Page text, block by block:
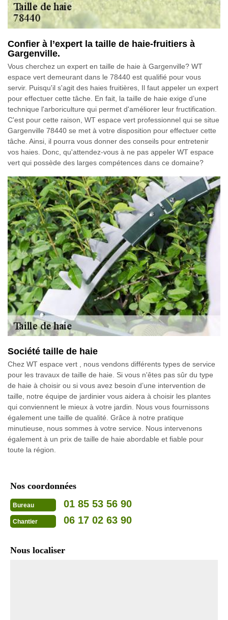
Confier à l’expert la taille de haie-fruitiers à
Gargenville.
Vous cherchez un expert en taille de haie à Gargenville? WT
espace vert demeurant dans le 78440 est qualifié pour vous
servir. Puisqu'il s'agit des haies fruitières, Il faut appeler un expert
pour effectuer cette tâche. En fait, la taille de haie exige d’une
technique l'arboriculture qui permet d'améliorer leur fructification.
C'est pour cette raison, WT espace vert professionnel qui se situe
Gargenville 78440 se met à votre disposition pour effectuer cette
tâche. Ainsi, il pourra vous donner des conseils pour entretenir
vos haies. Donc, qu'attendez-vous à ne pas appeler WT espace
vert qui possède des larges compétences dans ce domaine?
Société taille de haie
Chez WT espace vert , nous vendons différents types de service
pour les travaux de taille de haie. Si vous n'êtes pas sûr du type
de haie à choisir ou si vous avez besoin d’une intervention de
taille, notre équipe de jardinier vous aidera à choisir les plantes
qui conviennent le mieux à votre jardin. Nous vous fournissons
également une taille de qualité. Grâce à notre pratique
minutieuse, nous sommes à votre service. Nous intervenons
également à un prix de taille de haie abordable et fiable pour
toute la région.
Nos coordonnées
Bureau 01 85 53 56 90
Chantier 06 17 02 63 90
Nous localiser